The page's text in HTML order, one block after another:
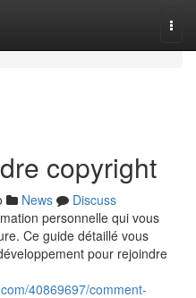
copyright
News
Discuss
personnelle qui vous
Ce guide détaillé vous
pour rejoindre
40869697/comment-